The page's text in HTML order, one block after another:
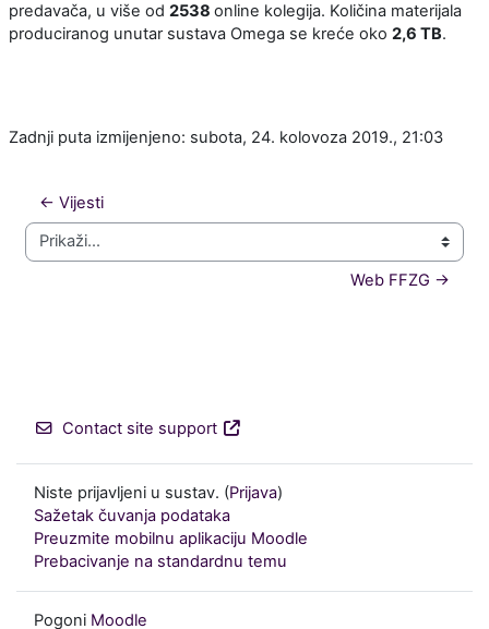
predavača, u više od 2538 online kolegija. Količina materijala
produciranog unutar sustava Omega se kreće oko 2,6 TB.
Zadnji puta izmijenjeno: subota, 24. kolovoza 2019., 21:03
← Vijesti
Prikaži...
Web FFZG →
Contact site support
Niste prijavljeni u sustav. (Prijava)
Sažetak čuvanja podataka
Preuzmite mobilnu aplikaciju Moodle
Prebacivanje na standardnu temu
Pogoni Moodle